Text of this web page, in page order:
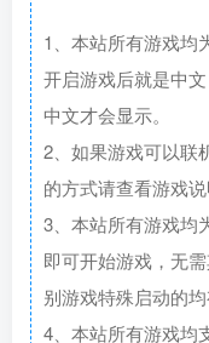
1、本站所有游戏均
开启游戏后就是中
中文才会显示。
2、如果游戏可以联
的方式请查看游戏说
3、本站所有游戏均
即可开始游戏，无
别游戏特殊启动的
4、本站所有游戏均